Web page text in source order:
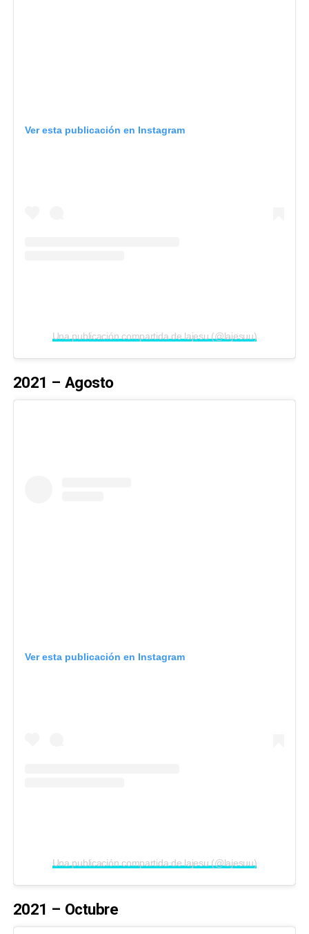
Ver esta publicación en Instagram
Una publicación compartida de lajesu (@lajesuu)
2021 – Agosto
Ver esta publicación en Instagram
Una publicación compartida de lajesu (@lajesuu)
2021 – Octubre